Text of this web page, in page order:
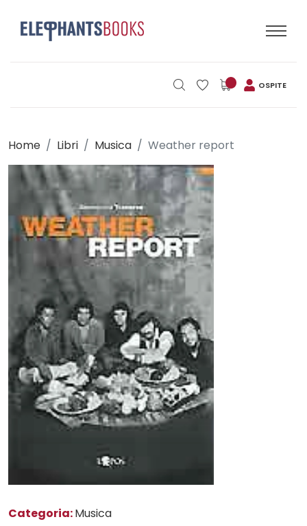
OSPITE
Home Libri Musica Weather report
Categoria:Musica